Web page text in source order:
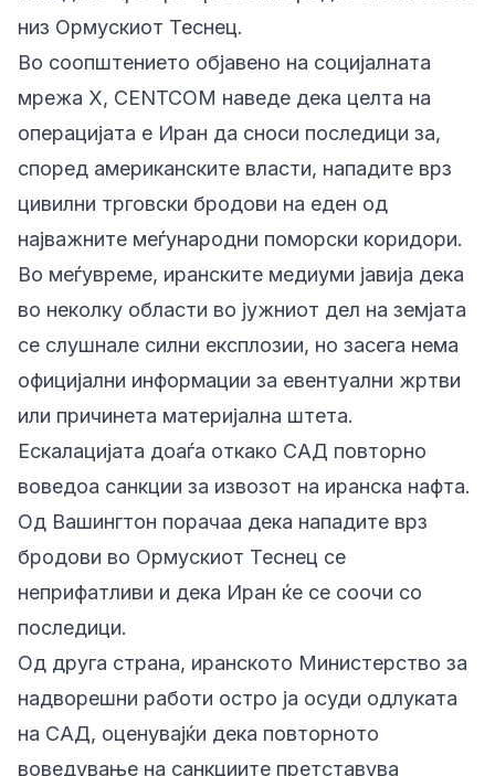
низ Ормускиот Теснец.
Во соопштението објавено на социјалната
мрежа X, CENTCOM наведе дека целта на
операцијата е Иран да сноси последици за,
според американските власти, нападите врз
цивилни трговски бродови на еден од
најважните меѓународни поморски коридори.
Во меѓувреме, иранските медиуми јавија дека
во неколку области во јужниот дел на земјата
се слушнале силни експлозии, но засега нема
официјални информации за евентуални жртви
или причинета материјална штета.
Ескалацијата доаѓа откако САД повторно
воведоа санкции за извозот на иранска нафта.
Од Вашингтон порачаа дека нападите врз
бродови во Ормускиот Теснец се
неприфатливи и дека Иран ќе се соочи со
последици.
Од друга страна, иранското Министерство за
надворешни работи остро ја осуди одлуката
на САД, оценувајќи дека повторното
воведување на санкциите претставува